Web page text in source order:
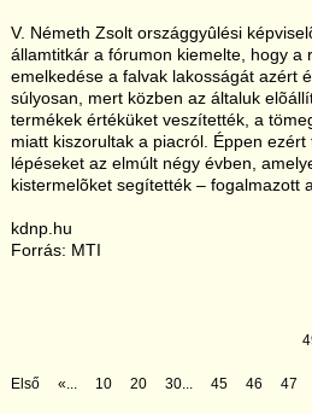
V. Németh Zsolt országgyûlési
államtitkár a fórumon kiemelte, hogy a
emelkedése a falvak lakosságát azért
súlyosan, mert közben az általuk
termékek értéküket veszítették, a
miatt kiszorultak a piacról. Éppen
lépéseket az elmúlt négy évben,
kistermelõket segítették – fogalmazott
kdnp.hu
Forrás: MTI
Első
«... 10 20 30... 45 46 47